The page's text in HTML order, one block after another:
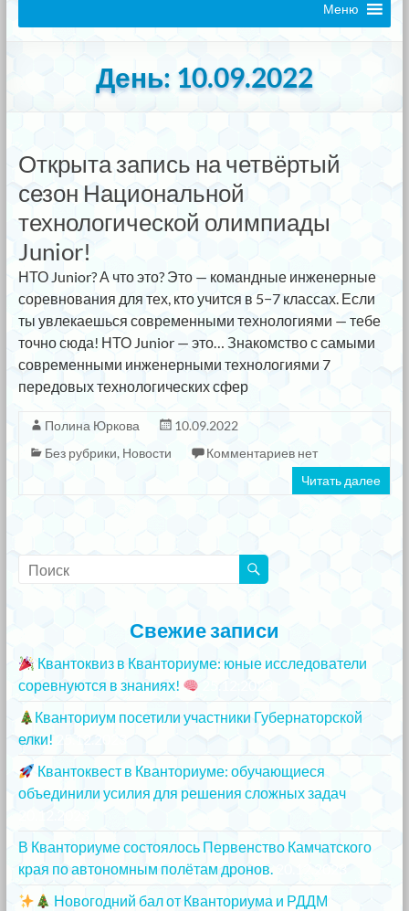
Меню
День: 10.09.2022
Открыта запись на четвёртый
сезон Национальной
технологической олимпиады
Junior!
НТО Junior? А что это? Это — командные инженерные
соревнования для тех, кто учится в 5−7 классах. Если
ты увлекаешься современными технологиями — тебе
точно сюда! НТО Junior — это… Знакомство с самыми
современными инженерными технологиями 7
передовых технологических сфер
Полина Юркова
10.09.2022
Без рубрики, Новости
Комментариев нет
Читать далее
Свежие записи
Квантоквиз в Кванториуме: юные исследователи
соревнуются в знаниях!
Кванториум посетили участники Губернаторской
елки!
Квантоквест в Кванториуме: обучающиеся
объединили усилия для решения сложных задач
В Кванториуме состоялось Первенство Камчатского
края по автономным полётам дронов.
Новогодний бал от Кванториума и РДДМ